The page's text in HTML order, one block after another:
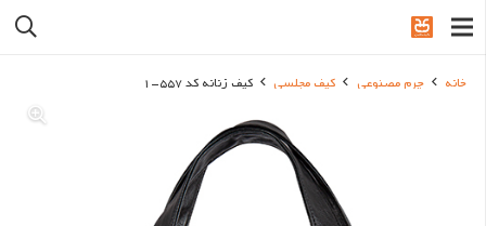
خانه چرم مصنوعی کیف مجلسی کیف زنانه کد 557-1